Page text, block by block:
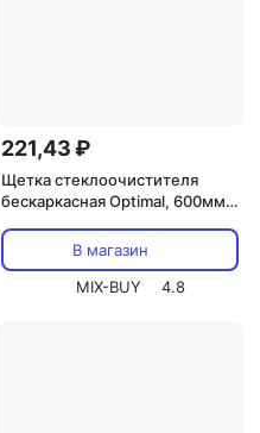
221,43 ₽
Щетка стеклоочистителя
бескаркасная Optimal, 600мм
В магазин
MIX-BUY
4.8